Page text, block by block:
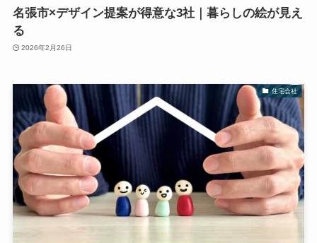
名張市×デザイン提案が得意な3社｜暮らしの絵が見え
る
2026年2月26日
住宅会社